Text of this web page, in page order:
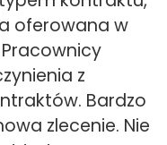
oferowana w
z
Bardzo
zlecenie. Nie